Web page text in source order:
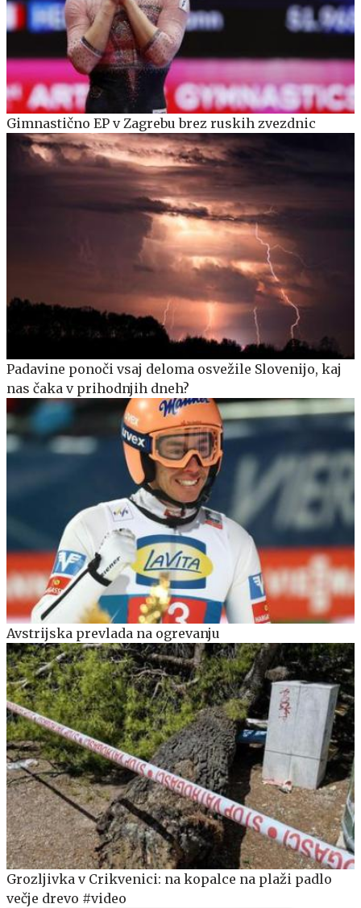
Gimnastično EP v Zagrebu brez ruskih zvezdnic
Padavine ponoči vsaj deloma osvežile Slovenijo, kaj
nas čaka v prihodnjih dneh?
Avstrijska prevlada na ogrevanju
Grozljivka v Crikvenici: na kopalce na plaži padlo
večje drevo #video